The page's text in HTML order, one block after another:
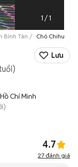
1 /1
Bình Tân Chó
Lưu
Chí Minh
4.7
27 đánh giá